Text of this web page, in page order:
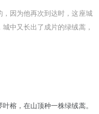
因为他再次到达时，这座城
中又长出了成片的绿绒蒿，
榕，在山顶种一株绿绒蒿。